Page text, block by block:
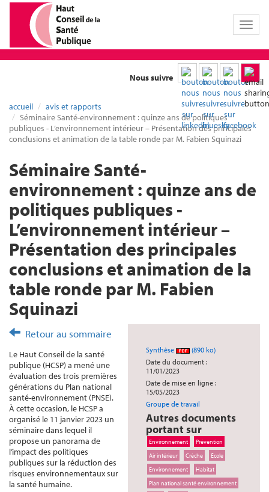
Toggle
Nous suivre
accueil
avis et rapports
Séminaire Santé-environnement : quinze ans de politiques
publiques - L’environnement intérieur – Présentation des principales
conclusions et animation de la table ronde par M. Fabien Squinazi
Séminaire Santé-
environnement : quinze ans de
politiques publiques -
L’environnement intérieur –
Présentation des principales
conclusions et animation de la
table ronde par M. Fabien
Squinazi
Synthèse
(890 ko)
Date du document :
11/01/2023
Date de mise en ligne :
15/05/2023
Groupe de travail
Autres documents
portant sur
Environnement
Prévention
Air intérieur
Crèche
École
Environnement
Habitat
Plan national santé environnement
Retour au sommaire
Le Haut Conseil de la santé
publique (HCSP) a mené une
évaluation des trois premières
générations du Plan national
santé-environnement (PNSE).
À cette occasion, le HCSP a
organisé le 11 janvier 2023 un
séminaire dans lequel il
propose un panorama de
l’impact des politiques
publiques sur la réduction des
risques environnementaux sur
la santé humaine.